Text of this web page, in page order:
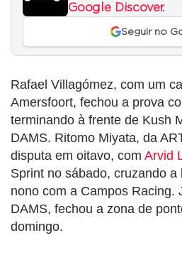
Google Discover.
Seguir no
Rafael Villagómez, com um
Amersfoort, fechou a prova
terminando à frente de Kush
DAMS. Ritomo Miyata, da
disputa em oitavo, com Arvid
Sprint no sábado, cruzando
nono com a Campos Racing.
DAMS, fechou a zona de
domingo.